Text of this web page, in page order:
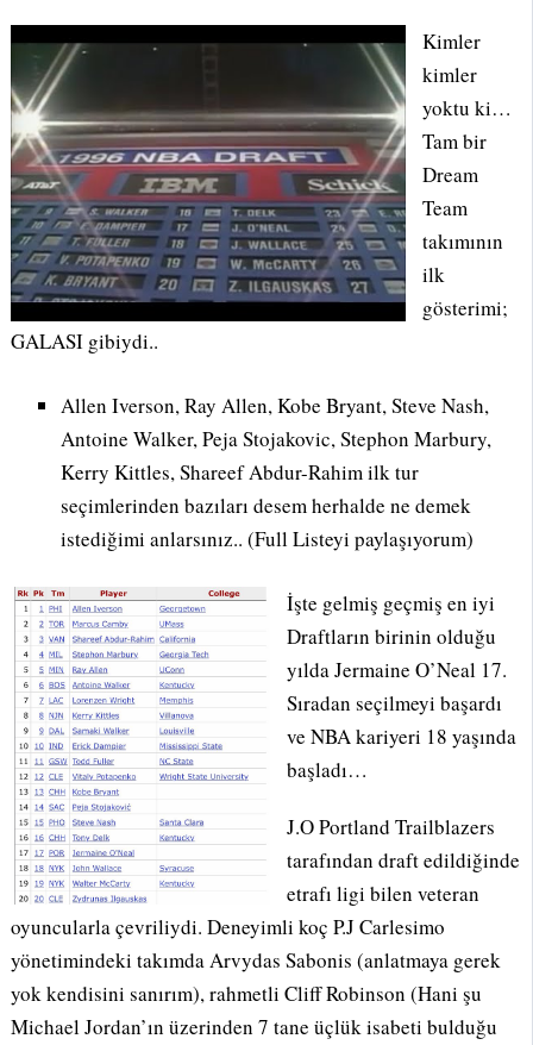
Kimler
kimler
yoktu ki…
Tam bir
Dream
Team
takımının
ilk
gösterimi;
GALASI gibiydi..
Allen Iverson, Ray Allen, Kobe Bryant, Steve Nash,
Antoine Walker, Peja Stojakovic, Stephon Marbury,
Kerry Kittles, Shareef Abdur-Rahim ilk tur
seçimlerinden bazıları desem herhalde ne demek
istediğimi anlarsınız.. (Full Listeyi paylaşıyorum)
İşte gelmiş geçmiş en iyi
Draftların birinin olduğu
yılda Jermaine O’Neal 17.
Sıradan seçilmeyi başardı
ve NBA kariyeri 18 yaşında
başladı…
J.O Portland Trailblazers
tarafından draft edildiğinde
etrafı ligi bilen veteran
oyuncularla çevriliydi. Deneyimli koç P.J Carlesimo
yönetimindeki takımda Arvydas Sabonis (anlatmaya gerek
yok kendisini sanırım), rahmetli Cliff Robinson (Hani şu
Michael Jordan’ın üzerinden 7 tane üçlük isabeti bulduğu